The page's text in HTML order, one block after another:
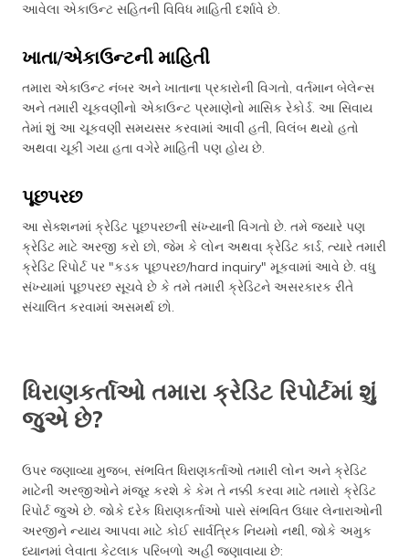
આવેલા એકાઉન્ટ સહિતની વિવિધ માહિતી દર્શાવે છે.
ખાતા/એકાઉન્ટની માહિતી
તમારા એકાઉન્ટ નંબર અને ખાતાના પ્રકારોની વિગતો, વર્તમાન બેલેન્સ
અને તમારી ચૂકવણીનો એકાઉન્ટ પ્રમાણેનો માસિક રેકોર્ડ. આ સિવાય
તેમાં શું આ ચૂકવણી સમયસર કરવામાં આવી હતી, વિલંબ થયો હતો
અથવા ચૂકી ગયા હતા વગેરે માહિતી પણ હોય છે.
પૂછપરછ
આ સેક્શનમાં ક્રેડિટ પૂછપરછની સંખ્યાની વિગતો છે. તમે જ્યારે પણ
ક્રેડિટ માટે અરજી કરો છો, જેમ કે લોન અથવા ક્રેડિટ કાર્ડ, ત્યારે તમારી
ક્રેડિટ રિપોર્ટ પર "કડક પૂછપરછ/hard inquiry" મૂકવામાં આવે છે. વધુ
સંખ્યામાં પૂછપરછ સૂચવે છે કે તમે તમારી ક્રેડિટને અસરકારક રીતે
સંચાલિત કરવામાં અસમર્થ છો.
ધિરાણકર્તાઓ તમારા ક્રેડિટ રિપોર્ટમાં શું
જુએ છે?
ઉપર જણાવ્યા મુજબ, સંભવિત ધિરાણકર્તાઓ તમારી લોન અને ક્રેડિટ
માટેની અરજીઓને મંજૂર કરશે કે કેમ તે નક્કી કરવા માટે તમારો ક્રેડિટ
રિપોર્ટ જુએ છે. જોકે દરેક ધિરાણકર્તાઓ પાસે સંભવિત ઉધાર લેનારાઓની
અરજીને ન્યાય આપવા માટે કોઈ સાર્વત્રિક નિયમો નથી, જોકે અમુક
ધ્યાનમાં લેવાતા કેટલાક પરિબળો અહીં જણાવાયા છે: